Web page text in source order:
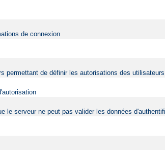
de connexion
permettant de définir les autorisations des utilisateurs
le serveur ne peut pas valider les données